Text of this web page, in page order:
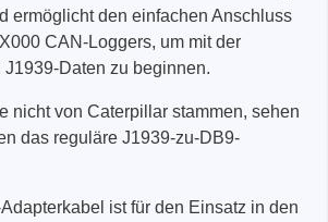
ermöglicht den einfachen Anschluss
CAN-Loggers, um mit der
Daten zu beginnen.
nicht von Caterpillar stammen, sehen
das reguläre J1939-zu-DB9-
ist für den Einsatz in den